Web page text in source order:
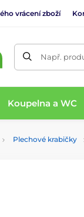
vrácení zboží
Např.
Koupelna a WC
Plechové krabičky